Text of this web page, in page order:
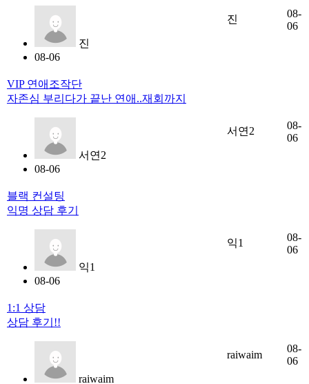
진
08-06
진
08-
06
VIP 연애조작단
자존심 부리다가 끝난 연애..재회까지
서연2
08-06
서연2
08-
06
블랙 컨설팅
익명 상담 후기
익1
08-06
익1
08-
06
1:1 상담
상담 후기!!
raiwaim
raiwaim
08-
06